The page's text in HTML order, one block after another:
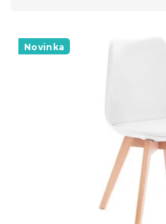
e
p Novinka